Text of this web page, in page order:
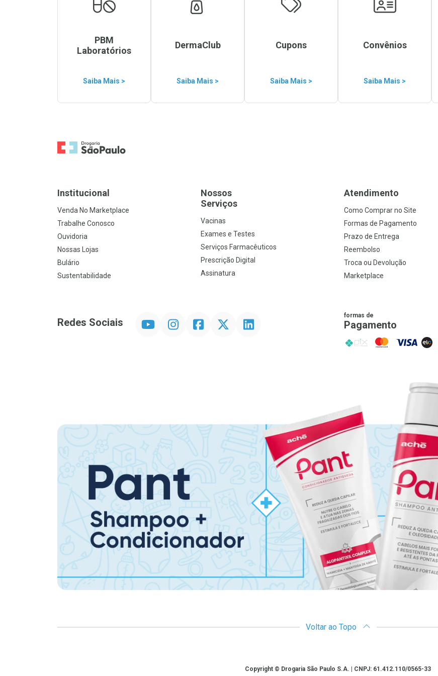
PBM
Laboratórios
Saiba Mais >
DermaClub
Saiba Mais >
Cupons
Saiba Mais >
Convênios
Saiba Mais >
Ir para a Home
Institucional
Venda No Marketplace
Trabalhe Conosco
Ouvidoria
Nossas Lojas
Bulário
Sustentabilidade
Nossos
Serviços
Vacinas
Exames e Testes
Serviços Farmacêuticos
Prescrição Digital
Assinatura
Atendimento
Como Comprar no Site
Formas de Pagamento
Prazo de Entrega
Reembolso
Troca ou Devolução
Marketplace
Redes Sociais InstagramFacebookTwitter Linkedin formas de
Pagamento
PIX MasterCard
VISA ELO
Voltar ao Topo
Copyright © Drogaria São Paulo S.A. | CNPJ: 61.412.110/0565-33